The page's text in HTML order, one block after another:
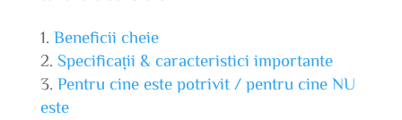
Beneficii cheie
Specificații & caracteristici importante
Pentru cine este potrivit / pentru cine NU
este